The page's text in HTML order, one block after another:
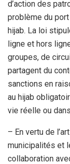
d’action des
problème du
hijab. La loi
ligne et hors
groupes, de
partagent du
sanctions en
au hijab
vie réelle ou
– En vertu de
municipalités et
collaboration